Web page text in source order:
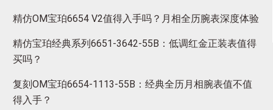
精仿OM宝珀6654 V2值得入手吗？月相全历腕表深度体验
精仿宝珀经典系列6651-3642-55B：低调红金正装表值得
买吗？
复刻OM宝珀6654-1113-55B：经典全历月相腕表值不值
得入手？